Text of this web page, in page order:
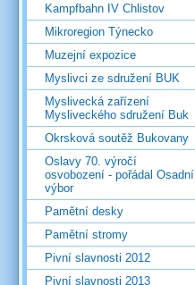
Kampfbahn IV Chlistov
Mikroregion Týnecko
Muzejní expozice
Myslivci ze sdružení BUK
Myslivecká zařízení
Mysliveckého sdružení Buk
Okrsková soutěž Bukovany
Oslavy 70. výročí
osvobození - pořádal Osadní
výbor
Pamětní desky
Pamětní stromy
Pivní slavnosti 2012
Pivní slavnosti 2013